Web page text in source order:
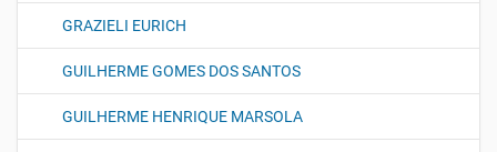
GRAZIELI EURICH
GUILHERME GOMES DOS SANTOS
GUILHERME HENRIQUE MARSOLA